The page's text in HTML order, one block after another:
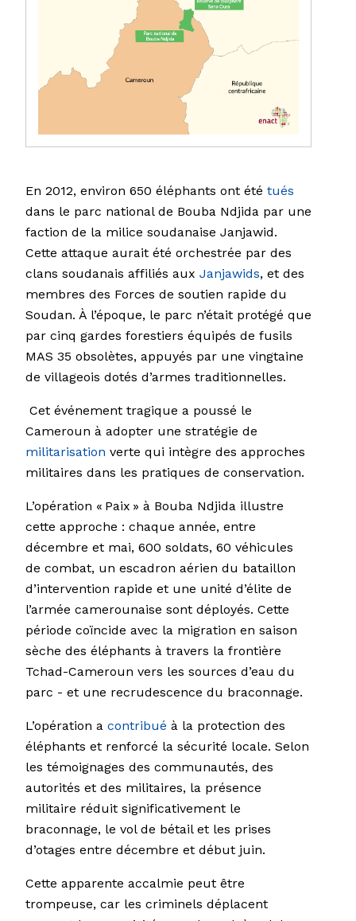
En 2012, environ 650 éléphants ont été tués
dans le parc national de Bouba Ndjida par une
faction de la milice soudanaise Janjawid.
Cette attaque aurait été orchestrée par des
clans soudanais affiliés aux Janjawids, et des
membres des Forces de soutien rapide du
Soudan. À l’époque, le parc n’était protégé que
par cinq gardes forestiers équipés de fusils
MAS 35 obsolètes, appuyés par une vingtaine
de villageois dotés d’armes traditionnelles.
Cet événement tragique a poussé le
Cameroun à adopter une stratégie de
militarisation verte qui intègre des approches
militaires dans les pratiques de conservation.
L’opération « Paix » à Bouba Ndjida illustre
cette approche : chaque année, entre
décembre et mai, 600 soldats, 60 véhicules
de combat, un escadron aérien du bataillon
d’intervention rapide et une unité d’élite de
l’armée camerounaise sont déployés. Cette
période coïncide avec la migration en saison
sèche des éléphants à travers la frontière
Tchad-Cameroun vers les sources d’eau du
parc - et une recrudescence du braconnage.
L’opération a contribué à la protection des
éléphants et renforcé la sécurité locale. Selon
les témoignages des communautés, des
autorités et des militaires, la présence
militaire réduit significativement le
braconnage, le vol de bétail et les prises
d’otages entre décembre et début juin.
Cette apparente accalmie peut être
trompeuse, car les criminels déplacent